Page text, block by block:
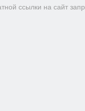
ссылки на сайт